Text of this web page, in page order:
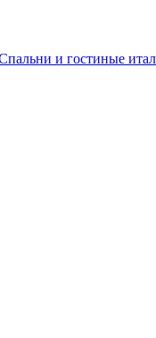
и гостиные